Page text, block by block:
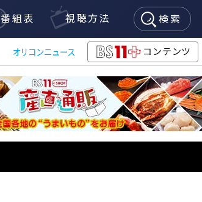
番組表 視聴方法 検索
オリコンニュース
BS11+
コンテンツ